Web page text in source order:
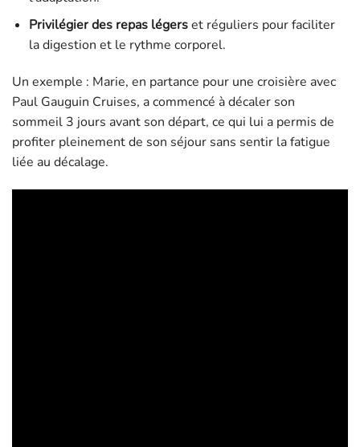
Privilégier des repas légerset réguliers pour faciliter
la digestion et le rythme corporel.
Un exemple : Marie, en partance pour une croisière avec
Paul Gauguin Cruises, a commencé à décaler son
sommeil 3 jours avant son départ, ce qui lui a permis de
profiter pleinement de son séjour sans sentir la fatigue
liée au décalage.